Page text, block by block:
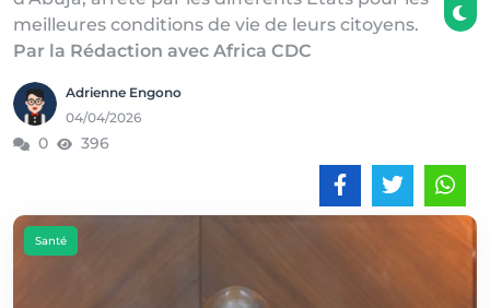
meilleures conditions de vie de leurs citoyens.
Par la Rédaction avec Africa CDC
Adrienne Engono
04/04/2026
0 396
Santé